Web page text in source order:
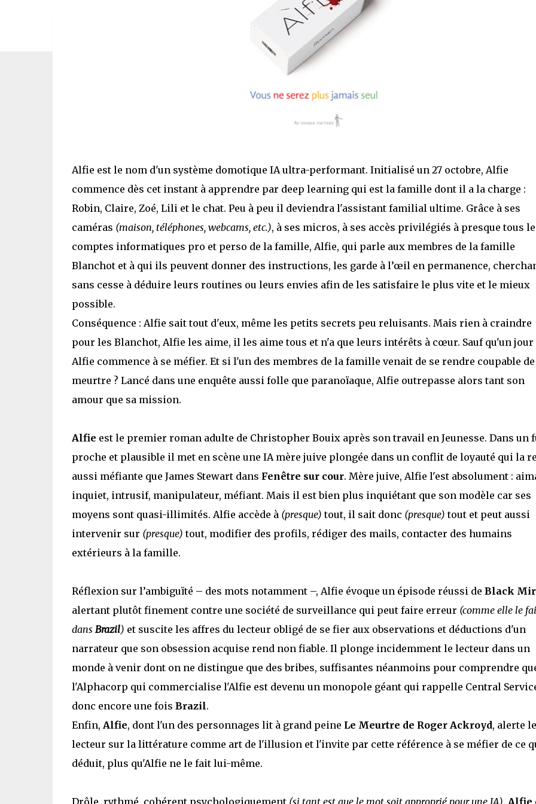
Alfie est le nom d'un système domotique IA ultra-performant. Initialisé un 27 octobre, Alfie
commence dès cet instant à apprendre par deep learning qui est la famille dont il a la charge :
Robin, Claire, Zoé, Lili et le chat. Peu à peu il deviendra l'assistant familial ultime. Grâce à ses
caméras (maison, téléphones, webcams, etc.), à ses micros, à ses accès privilégiés à presque tous
comptes informatiques pro et perso de la famille, Alfie, qui parle aux membres de la famille
Blanchot et à qui ils peuvent donner des instructions, les garde à l’œil en permanence,
sans cesse à déduire leurs routines ou leurs envies afin de les satisfaire le plus vite et le mieux
possible.
Conséquence : Alfie sait tout d'eux, même les petits secrets peu reluisants. Mais rien à craindre
pour les Blanchot, Alfie les aime, il les aime tous et n'a que leurs intérêts à cœur. Sauf qu'un jour
Alfie commence à se méfier. Et si l'un des membres de la famille venait de se rendre coupable de
meurtre ? Lancé dans une enquête aussi folle que paranoïaque, Alfie outrepasse alors tant son
amour que sa mission.
Alfie est le premier roman adulte de Christopher Bouix après son travail en Jeunesse. Dans un
proche et plausible il met en scène une IA mère juive plongée dans un conflit de loyauté qui la
aussi méfiante que James Stewart dans Fenêtre sur cour. Mère juive, Alfie l'est absolument :
inquiet, intrusif, manipulateur, méfiant. Mais il est bien plus inquiétant que son modèle car ses
moyens sont quasi-illimités. Alfie accède à (presque) tout, il sait donc (presque) tout et peut aussi
intervenir sur (presque) tout, modifier des profils, rédiger des mails, contacter des humains
extérieurs à la famille.
Réflexion sur l’ambiguïté – des mots notamment –, Alfie évoque un épisode réussi de Black
alertant plutôt finement contre une société de surveillance qui peut faire erreur (comme elle le
dans Brazil) et suscite les affres du lecteur obligé de se fier aux observations et déductions d'un
narrateur que son obsession acquise rend non fiable. Il plonge incidemment le lecteur dans un
monde à venir dont on ne distingue que des bribes, suffisantes néanmoins pour comprendre
l'Alphacorp qui commercialise l'Alfie est devenu un monopole géant qui rappelle Central
donc encore une fois Brazil.
Enfin, Alfie, dont l'un des personnages lit à grand peine Le Meurtre de Roger Ackroyd, alerte le
lecteur sur la littérature comme art de l'illusion et l'invite par cette référence à se méfier de ce
déduit, plus qu'Alfie ne le fait lui-même.
Drôle, rythmé, cohérent psychologiquement (si tant est que le mot soit approprié pour une IA) Alfie